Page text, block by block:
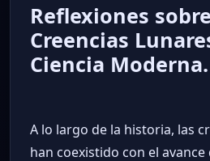
Reflexiones
Creencias
Ciencia Moderna.
A lo largo de la historia, las
han coexistido con el avance